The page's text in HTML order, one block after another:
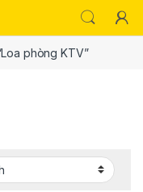
phòng KTV”